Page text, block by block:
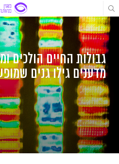
דלג
לתוכן
דלג
לתוכן
דלג
לניווט
גבולות החיים הולכים
מדענים גילו גנים